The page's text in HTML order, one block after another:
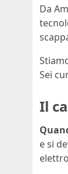
Da
Sei
Il
e si